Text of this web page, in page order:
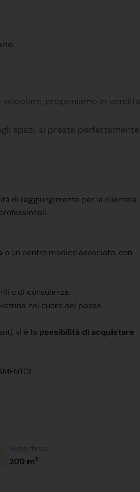
proponiamo in vendita
spazi, si presta perfettamente
di raggiungimento per la clientela.
o un centro medico associato, con
o di consulenza.
nel cuore del paese.
vi è la possibilità di acquistare
Superficie:
200 m2